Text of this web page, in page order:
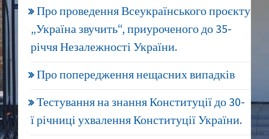
Про проведення Всеукраїнського проєкту
„Україна звучить“, приуроченого до 35-
річчя Незалежності України.
Про попередження нещасних випадків
Тестування на знання Конституції до 30-
ї річниці ухвалення Конституції України.